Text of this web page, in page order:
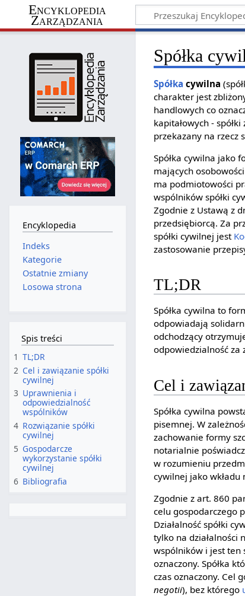
Encyklopedia
Zarządzania
Spółka
Spółka cywilna
charakter jest
handlowych co
kapitałowych -
przekazany na rzecz
Spółka cywilna jako
mających
ma podmiotowości
wspólników spółki
Zgodnie z Ustawą z
przedsiębiorcą. Za
spółki cywilnej jest
zastosowanie
TL;DR
Spółka cywilna to
odpowiadają
odchodzący
odpowiedzialność za
Cel i
Spółka cywilna
pisemnej. W
zachowanie formy
notarialnie
w rozumieniu
cywilnej jako wkładu
Zgodnie z art. 860
celu gospodarczego
Działalność spółki
tylko na
wspólników i jest ten
oznaczony. Spółka
czas oznaczony. Cel
negotii), bez którego
Encyklopedia
Indeks
Kategorie
Ostatnie zmiany
Losowa strona
Spis treści
1 TL;DR
2 Cel i zawiązanie spółki
cywilnej
3 Uprawnienia i
odpowiedzialność
wspólników
4 Rozwiązanie spółki
cywilnej
5 Gospodarcze
wykorzystanie spółki
cywilnej
6 Bibliografia